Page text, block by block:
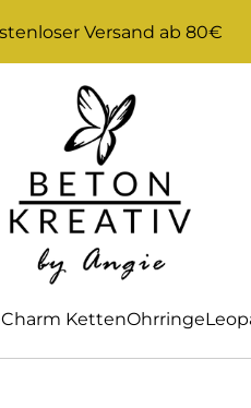
Versand ab 80€
Charm KettenOhrringe